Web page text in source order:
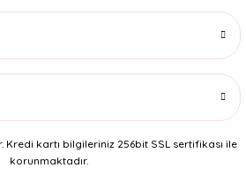
Kredi kartı bilgileriniz 256bit SSL sertifikası ile
korunmaktadır.